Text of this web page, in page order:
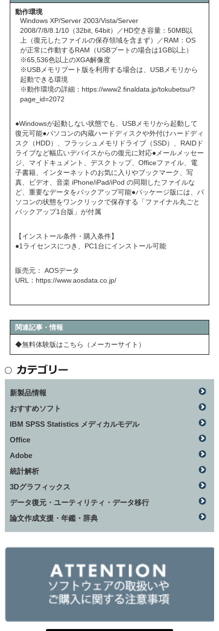
動作環境
Windows XP/Server 2003/Vista/Server
2008/7/8/8.1/10（32bit, 64bit）／HD空き容量：50MB以
上（復元したファイルの保存領域を含まず）／RAM：OS
が正常に作動するRAM（USBブートの場合は1GB以上）
※65,536色以上のXGA解像度
※USBメモリブート版を利用する場合は、USBメモリから
起動できる環境
※動作環境の詳細： https://www2.finaldata.jp/tokubetsu/?
page_id=2072
●Windowsが起動しない状態でも、USBメモリから起動して
復元可能●パソコンの内蔵ハードディスクや外付けハードディ
スク（HDD）、フラッシュメモリドライブ（SSD）、RAIDド
ライブなど幅広いデバイスからの復元に対応●メールメッセー
ジ、マイドキュメント、デスクトップ、Officeファイル、電
子書籍、インターネットのお気に入りやブックマーク、写
真、ビデオ、音楽 iPhone/iPad/iPod の同期したファイルな
ど、重要なデータをバックアップ可能●パッケージ版には、パ
ソコンの状態をワンクリックで保存する「ファイナル丸ごと
バックアップ1台版」が付属
【インストール条件・購入条件】
●1ライセンスにつき、PC1台にインストール可能
販売元： AOSデータ
URL： https://www.aosdata.co.jp/
関連記事・情報
◆無料体験版はこちら（メーカーサイト）
新製品情報
おすすめソフト
IBM SPSS Statistics メディカルモデル
Office
Adobe
統計解析
3Dグラフィックス
データ復元・ユーティリティ・データ移行
論文作成支援・年鑑・辞典